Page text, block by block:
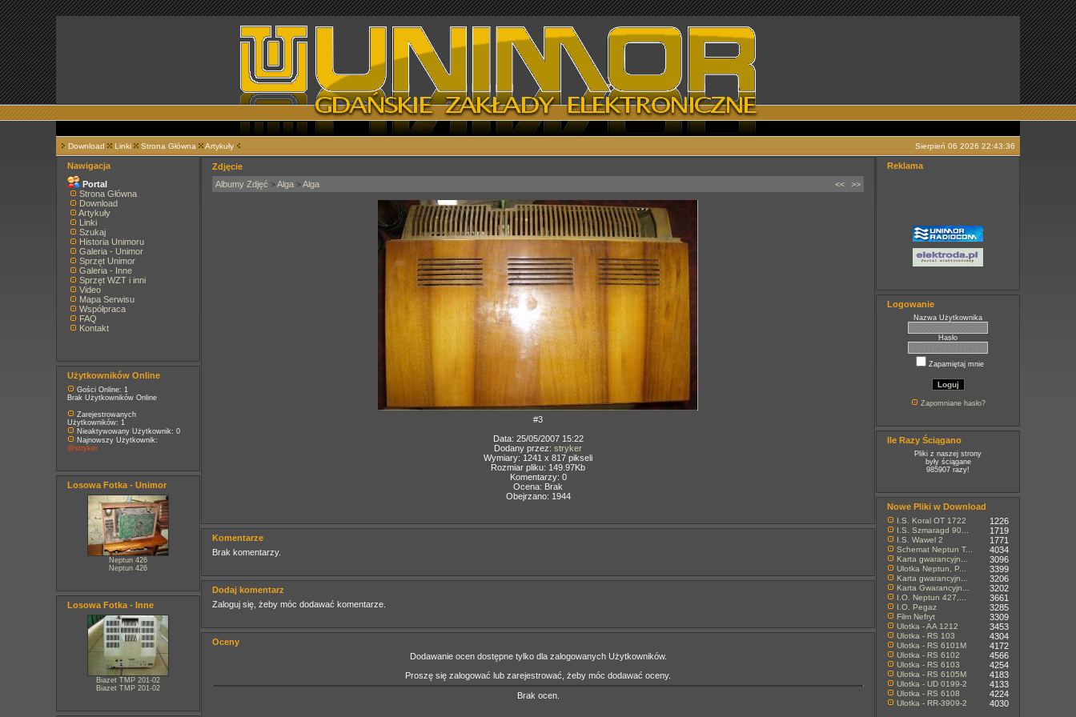
Download Linki Strona Główna Artykuły Sierpień 06 2026 22:43:36
Nawigacja
Portal
Strona Główna
Download
Artykuły
Linki
Szukaj
Historia Unimoru
Galeria - Unimor
Sprzęt Unimor
Galeria - Inne
Sprzęt WZT i inni
Video
Mapa Serwisu
Współpraca
FAQ
Kontakt
Użytkowników Online
Gości Online: 1
Brak Użytkowników Online
Zarejestrowanych
Użytkowników: 1
Nieaktywowany Użytkownik: 0
Najnowszy Użytkownik:
@stryker
Losowa Fotka - Unimor
Neptun 426
Neptun 426
Losowa Fotka - Inne
Biazet TMP 201-02
Biazet TMP 201-02
Zdjęcie
Albumy Zdjęć >Alga >Alga << >>
#3
Data: 25/05/2007 15:22
Dodany przez: stryker
Wymiary: 1241 x 817 pikseli
Rozmiar pliku: 149.97Kb
Komentarzy: 0
Ocena: Brak
Obejrzano: 1944
Komentarze
Brak komentarzy.
Dodaj komentarz
Zaloguj się, żeby móc dodawać komentarze.
Oceny
Dodawanie ocen dostępne tylko dla zalogowanych Użytkowników.
Proszę się zalogować lub zarejestrować, żeby móc dodawać oceny.
Brak ocen.
Reklama
Logowanie
Nazwa Użytkownika
Hasło
Zapamiętaj mnie
Zapomniane hasło?
Ile Razy Ściągano
Pliki z naszej strony
były ściągane
985907 razy!
Nowe Pliki w Download
I.S. Koral OT 1722 1226
I.S. Szmaragd 90... 1719
I.S. Wawel 2 1771
Schemat Neptun T... 4034
Karta gwarancyjn... 3096
Ulotka Neptun, P... 3399
Karta gwarancyjn... 3206
Karta Gwarancyjn... 3202
I.O. Neptun 427,... 3661
I.O. Pegaz 3285
Film Nefryt 3309
Ulotka - AA 1212 3453
Ulotka - RS 103 4304
Ulotka - RS 6101M 4172
Ulotka - RS 6102 4566
Ulotka - RS 6103 4254
Ulotka - RS 6105M 4183
Ulotka - UD 0199-2 4133
Ulotka - RS 6108 4224
Ulotka - RR-3909-2 4030